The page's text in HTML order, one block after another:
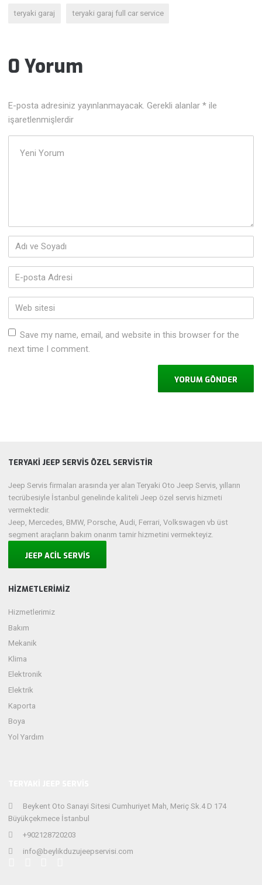
teryaki garaj teryaki garaj full car service
0 Yorum
E-posta adresiniz yayınlanmayacak. Gerekli alanlar* ile
işaretlenmişlerdir
Adı
ve
Soyadı*
E-
posta
Adresi*
Web
sitesi
Save my name, email, and website in this browser for the
next time I comment.
Beykent Oto Sanayi Sitesi Cumhuriyet Mah, Meriç Sk.4 D 174
Büyükçekmece İstanbul
+902128720203
info@beylikduzujeepservisi.com
TERYAKİ JEEP SERVİS ÖZEL SERVİSTİR
Jeep Servis firmaları arasında yer alan Teryaki Oto Jeep Servis, yılların
tecrübesiyle İstanbul genelinde kaliteli Jeep özel servis hizmeti
vermektedir.
Jeep, Mercedes, BMW, Porsche, Audi, Ferrari, Volkswagen vb üst
segment araçların bakım onarım tamir hizmetini vermekteyiz.
JEEP ACİL SERVİS
HIZMETLERIMIZ
Hizmetlerimiz
Bakım
Mekanik
Klima
Elektronik
Elektrik
Kaporta
Boya
Yol Yardım